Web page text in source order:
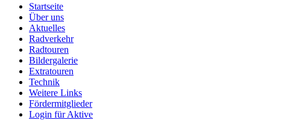
Startseite
Über uns
Aktuelles
Radverkehr
Radtouren
Bildergalerie
Extratouren
Technik
Weitere Links
Fördermitglieder
Login für Aktive